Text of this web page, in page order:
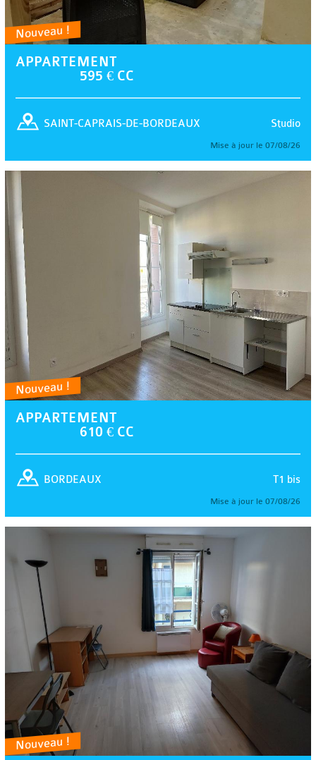
Nouveau !
APPARTEMENT
595 € CC
Studio
SAINT-CAPRAIS-DE-BORDEAUX
Mise à jour le 07/08/26
Nouveau !
APPARTEMENT
610 € CC
T1 bis
BORDEAUX
Mise à jour le 07/08/26
Nouveau !